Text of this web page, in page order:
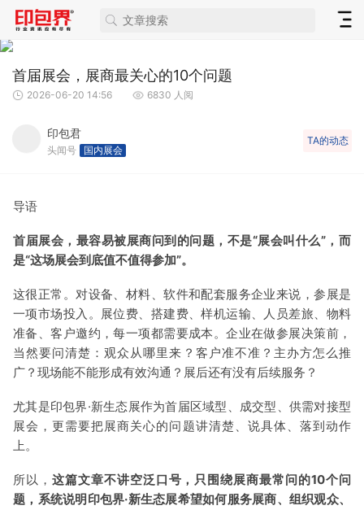
首届展会，展商最关心的10个问题
2026-06-20 14:56 6830 人阅
印包君
头闻号 国内展会
TA的动态
导语
首届展会，最容易被展商问到的问题，不是“展会叫什么”，而
是“这场展会到底值不值得参加”。
这很正常。对设备、材料、软件和配套服务企业来说，参展是
一项市场投入。展位费、搭建费、样机运输、人员差旅、物料
准备、客户邀约，每一项都需要成本。企业在做参展决策前，
当然要问清楚：观众从哪里来？客户准不准？主办方怎么推
广？现场能不能形成有效沟通？展后还有没有后续服务？
尤其是印包界·新生态展作为首届区域型、成交型、供需对接型
展会，更需要把展商关心的问题讲清楚、说具体、落到动作
上。
所以， 这篇文章不讲空泛口号，只围绕展商最常问的10个问
题，系统说明印包界·新生态展希望如何服务展商、组织观众、